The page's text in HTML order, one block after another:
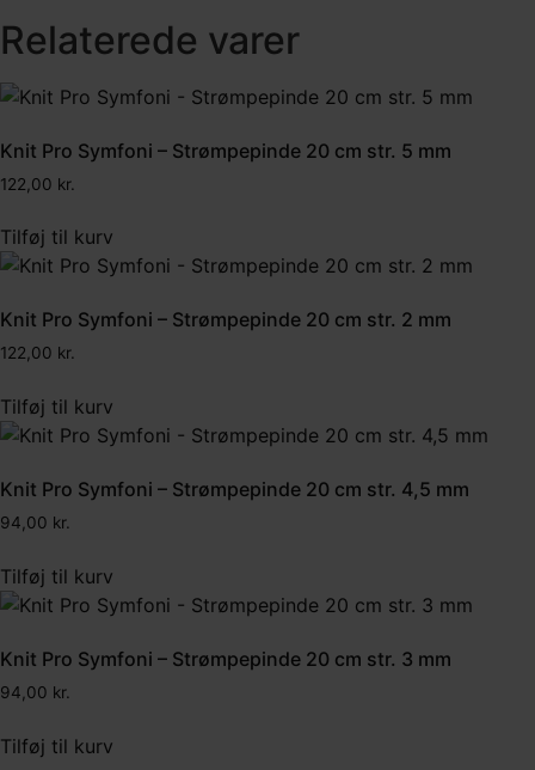
Relaterede varer
Knit Pro Symfoni – Strømpepinde 20 cm str. 5 mm
122,00 kr.
Tilføj til kurv
Knit Pro Symfoni – Strømpepinde 20 cm str. 2 mm
122,00 kr.
Tilføj til kurv
Knit Pro Symfoni – Strømpepinde 20 cm str. 4,5 mm
94,00 kr.
Tilføj til kurv
Knit Pro Symfoni – Strømpepinde 20 cm str. 3 mm
94,00 kr.
Tilføj til kurv